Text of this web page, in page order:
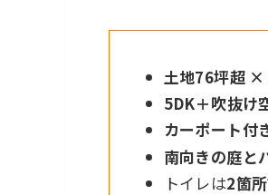
土地76坪超 ×
5DK＋吹抜け
カーポート付
南向きの庭と
トイレは2箇